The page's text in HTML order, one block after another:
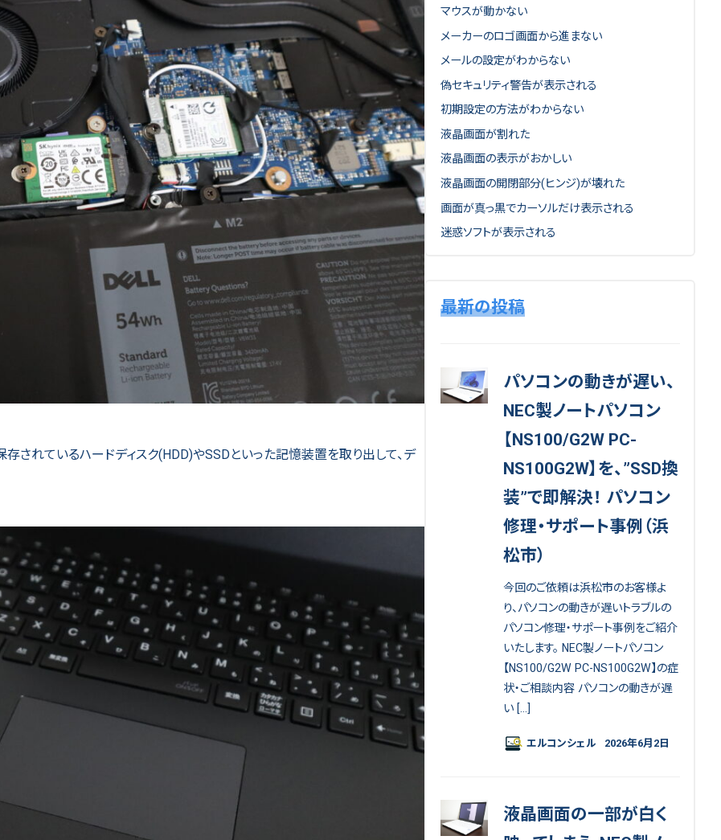
されているハードディスク(HDD)やSSDといった記憶装置を取り出して、デ
マウスが動かない
メーカーのロゴ画面から進まない
メールの設定がわからない
偽セキュリティ警告が表示される
初期設定の方法がわからない
液晶画面が割れた
液晶画面の表示がおかしい
液晶画面の開閉部分(ヒンジ)が壊れた
画面が真っ黒でカーソルだけ表示される
迷惑ソフトが表示される
最新の投稿
パソコンの動きが遅い、
NEC製ノートパソコン
【NS100/G2W PC-
NS100G2W】を、”SSD換
装”で即解決！ パソコン
修理・サポート事例（浜
松市）
今回のご依頼は浜松市のお客様よ
り、パソコンの動きが遅いトラブルの
パソコン修理・サポート事例をご紹介
いたします。 NEC製ノートパソコン
【NS100/G2W PC-NS100G2W】の症
状・ご相談内容 パソコンの動きが遅
い […]
エルコンシェル 2026年6月2日
液晶画面の一部が白く